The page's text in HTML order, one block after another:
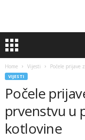
Home Vijesti Počele prijave
VIJESTI
Počele
prvenstvu u
kotlovine